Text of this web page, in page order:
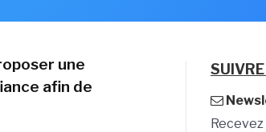
une
afin de